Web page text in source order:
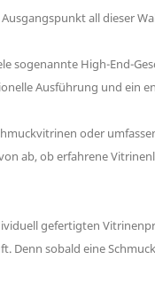
all dieser
sogenannte High-End-
Ausführung und ein
oder
ab, ob erfahrene
gefertigten
Denn sobald eine